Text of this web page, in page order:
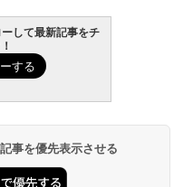
して最新記事をチ
事を優先表示させる